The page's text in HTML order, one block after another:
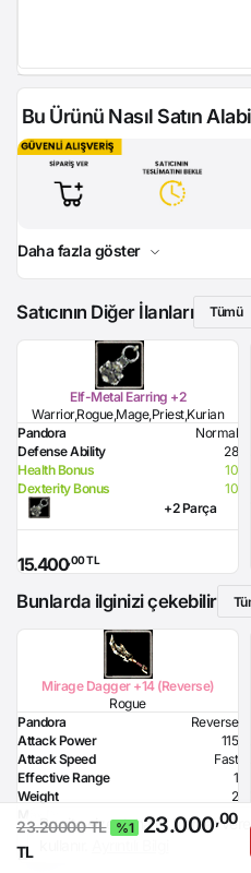
Bu Ürünü Nasıl Satın
Daha fazla göster
Satıcının Diğer İlanları Tümü
Elf-Metal Earring +2
Warrior,Rogue,Mage,Priest,Kurian
Pandora
Normal
Defense Ability
28
Health Bonus
10
Dexterity Bonus
10
+2 Parça
15.400,00 TL
Bunlarda ilginizi çekebilir
Mirage Dagger +14 (Reverse)
Rogue
Pandora
Reverse
Attack Power
115
Attack Speed
Fast
Effective Range
1
Weight
2
14000
Poison Damage
Required Dexterity
20.998
Bu site size daha iyi hizmet
23.20000 TL %1 23.000,00
TL